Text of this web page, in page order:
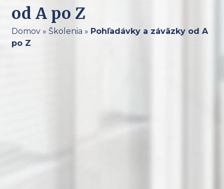
od A po Z
Domov» Školenia » Pohľadávky a záväzky od A
po Z